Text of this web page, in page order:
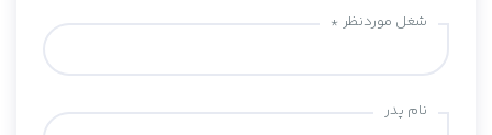
شغل موردنظر *
نام پدر